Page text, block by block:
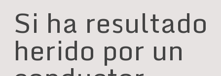
Si ha resultado
herido por un